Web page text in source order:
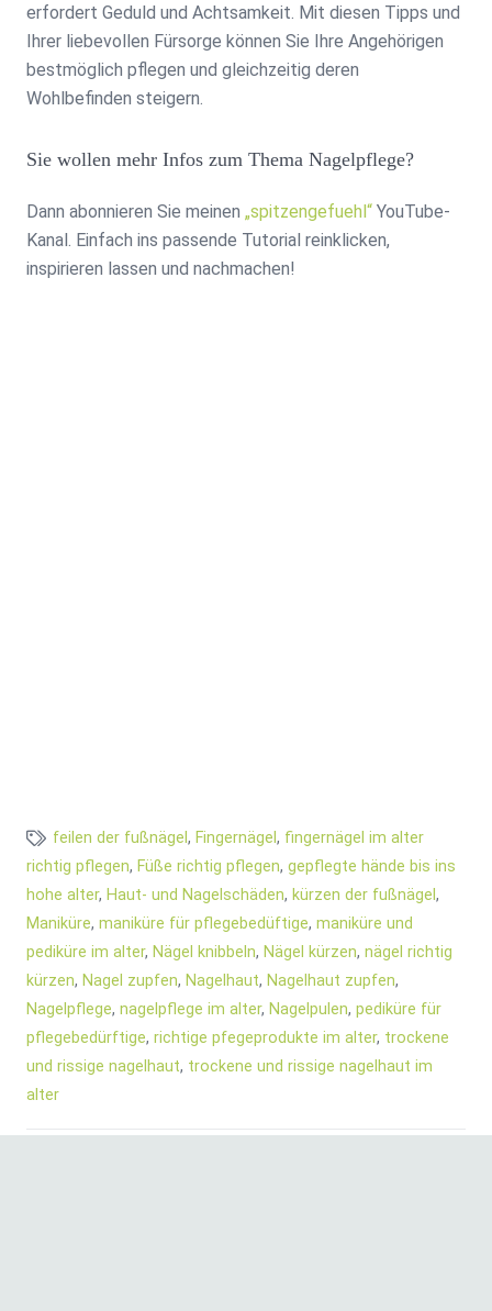
erfordert Geduld und Achtsamkeit. Mit diesen Tipps und
Ihrer liebevollen Fürsorge können Sie Ihre Angehörigen
bestmöglich pflegen und gleichzeitig deren
Wohlbefinden steigern.
Sie wollen mehr Infos zum Thema Nagelpflege?
Dann abonnieren Sie meinen „spitzengefuehl“ YouTube-
Kanal. Einfach ins passende Tutorial reinklicken,
inspirieren lassen und nachmachen!
feilen der fußnägel , Fingernägel , fingernägel im alter
richtig pflegen, Füße richtig pflegen, gepflegte hände bis ins
hohe alter, Haut- und Nagelschäden, kürzen der fußnägel ,
Maniküre, maniküre für pflegebedüftige, maniküre und
pediküre im alter, Nägel knibbeln, Nägel kürzen, nägel richtig
kürzen, Nagel zupfen, Nagelhaut, Nagelhaut zupfen,
Nagelpflege, nagelpflege im alter, Nagelpulen, pediküre für
pflegebedürftige, richtige pfegeprodukte im alter, trockene
und rissige nagelhaut, trockene und rissige nagelhaut im
alter